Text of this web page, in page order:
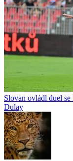
Slovan ovládl duel
Dulay